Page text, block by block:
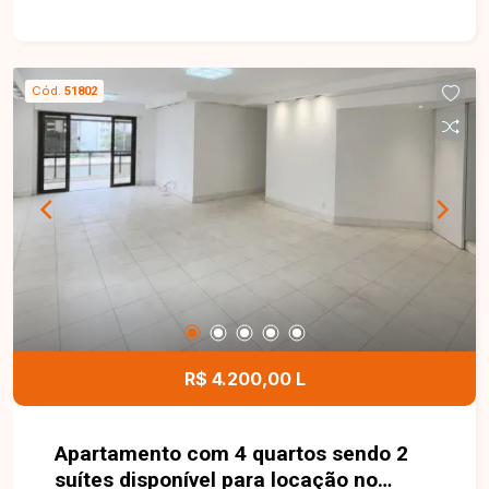
aos moradores. O imóvel possui armários
planejados, garantindo mais organização e
aproveitamento dos espaços, além de fogão já
instalado, oferecendo ainda mais praticidade para
quem deseja um imóvel pronto para morar. Uma
excelente oportunidade para quem busca
Entre em contato e agende sua visita para
conhecer este imóvel!
Cód. 51802
R$ 4.200,00 L
Apartamento com 4 quartos sendo 2
suítes disponível para locação no